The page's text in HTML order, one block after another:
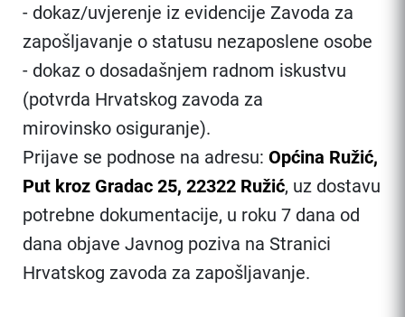
- dokaz/uvjerenje iz evidencije Zavoda za
zapošljavanje o statusu nezaposlene osobe
- dokaz o dosadašnjem radnom iskustvu
(potvrda Hrvatskog zavoda za
mirovinsko osiguranje).
Prijave se podnose na adresu: Općina Ružić,
Put kroz Gradac 25, 22322 Ružić, uz dostavu
potrebne dokumentacije, u roku 7 dana od
dana objave Javnog poziva na Stranici
Hrvatskog zavoda za zapošljavanje.